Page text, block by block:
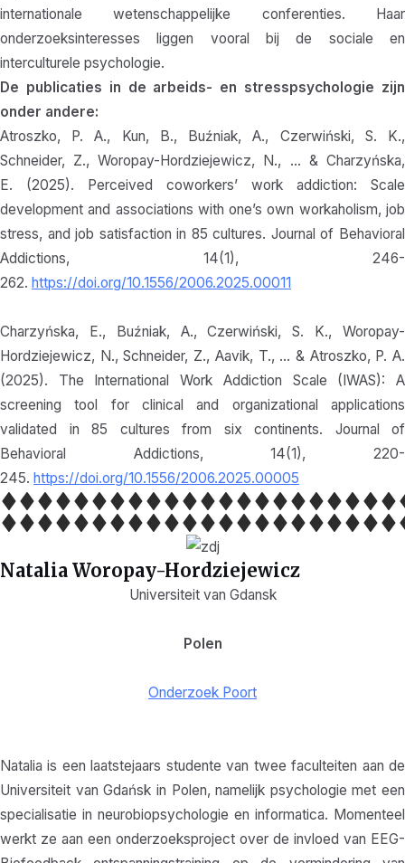
internationale wetenschappelijke conferenties. Haar
onderzoeksinteresses liggen vooral bij de sociale en
interculturele psychologie.
De publicaties in de arbeids- en stresspsychologie zijn
onder andere:
Atroszko, P. A., Kun, B., Buźniak, A., Czerwiński, S. K.,
Schneider, Z., Woropay-Hordziejewicz, N., … & Charzyńska,
E. (2025). Perceived coworkers’ work addiction: Scale
development and associations with one’s own workaholism, job
stress, and job satisfaction in 85 cultures. Journal of Behavioral
Addictions, 14(1), 246-
262. https://doi.org/10.1556/2006.2025.00011
Charzyńska, E., Buźniak, A., Czerwiński, S. K., Woropay-
Hordziejewicz, N., Schneider, Z., Aavik, T., … & Atroszko, P. A.
(2025). The International Work Addiction Scale (IWAS): A
screening tool for clinical and organizational applications
validated in 85 cultures from six continents. Journal of
Behavioral Addictions, 14(1), 220-
245. https://doi.org/10.1556/2006.2025.00005
Natalia Woropay-Hordziejewicz
Universiteit van Gdansk
Polen
Onderzoek Poort
Natalia is een laatstejaars studente van twee faculteiten aan de
Universiteit van Gdańsk in Polen, namelijk psychologie met een
specialisatie in neurobiopsychologie en informatica. Momenteel
werkt ze aan een onderzoeksproject over de invloed van EEG-